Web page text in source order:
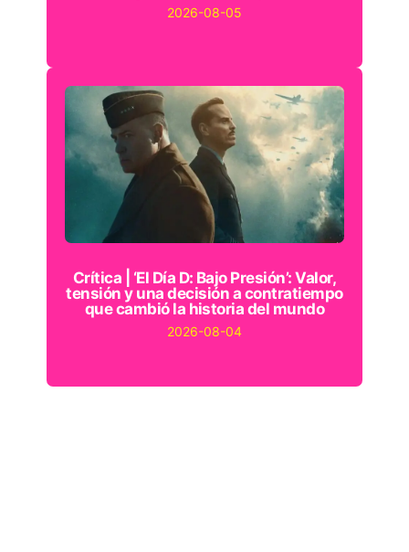
2026-08-05
Crítica | ‘El Día D: Bajo Presión’: Valor,
tensión y una decisión a contratiempo
que cambió la historia del mundo
2026-08-04